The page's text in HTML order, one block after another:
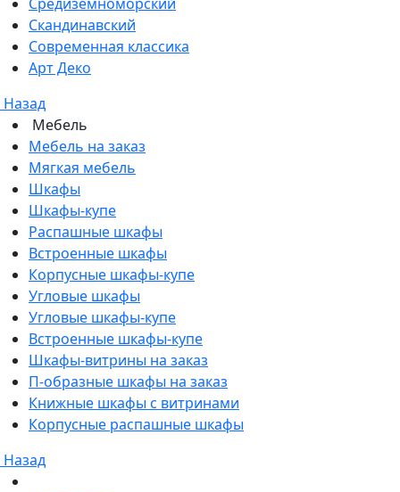
Скандинавский
Современная классика
Арт Деко
Назад
Мебель
Мебель на заказ
Мягкая мебель
Шкафы
Шкафы-купе
Распашные шкафы
Встроенные шкафы
Корпусные шкафы-купе
Угловые шкафы
Угловые шкафы-купе
Встроенные шкафы-купе
Шкафы-витрины на заказ
П-образные шкафы на заказ
Книжные шкафы с витринами
Корпусные распашные шкафы
Назад